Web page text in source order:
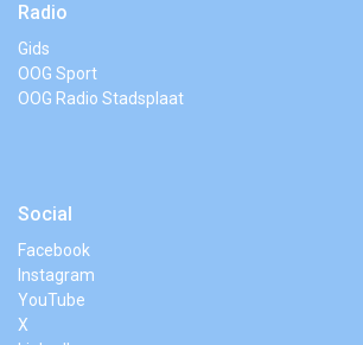
Radio
Gids
OOG Sport
OOG Radio Stadsplaat
Social
Facebook
Instagram
YouTube
X